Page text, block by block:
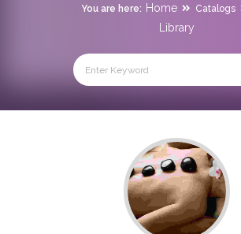
You are here: Home Catalogs
Library